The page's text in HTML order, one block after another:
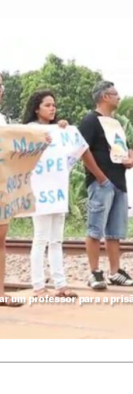
um professor para a